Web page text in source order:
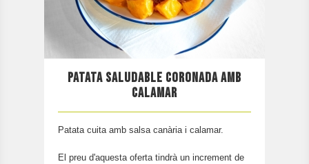
PATATA SALUDABLE CORONADA AMB
CALAMAR
Patata cuita amb salsa canària i calamar.
El preu d'aquesta oferta tindrà un increment de